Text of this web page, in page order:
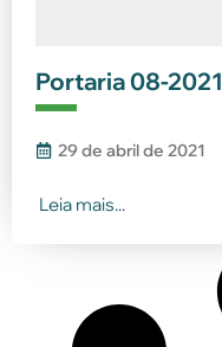
Portaria 08-2021
29 de abril de 2021
Leia mais...